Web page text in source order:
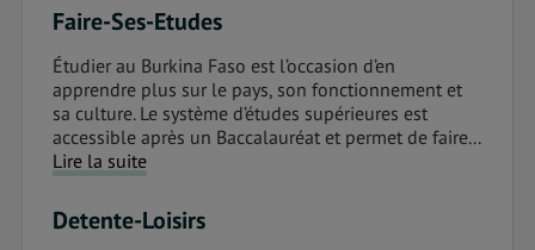
Faire-Ses-Etudes
Étudier au Burkina Faso est l’occasion d’en
apprendre plus sur le pays, son fonctionnement et
sa culture. Le système d’études supérieures est
accessible après un Baccalauréat et permet de faire...
Lire la suite
Detente-Loisirs